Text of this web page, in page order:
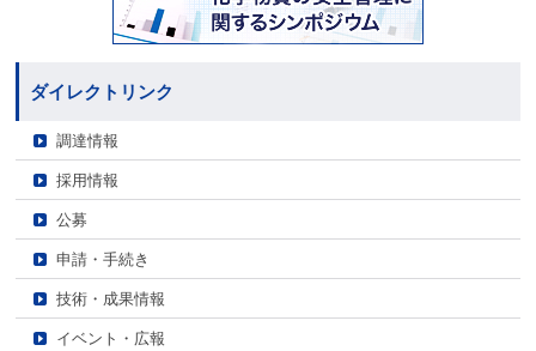
ダイレクトリンク
調達情報
採用情報
公募
申請・手続き
技術・成果情報
イベント・広報